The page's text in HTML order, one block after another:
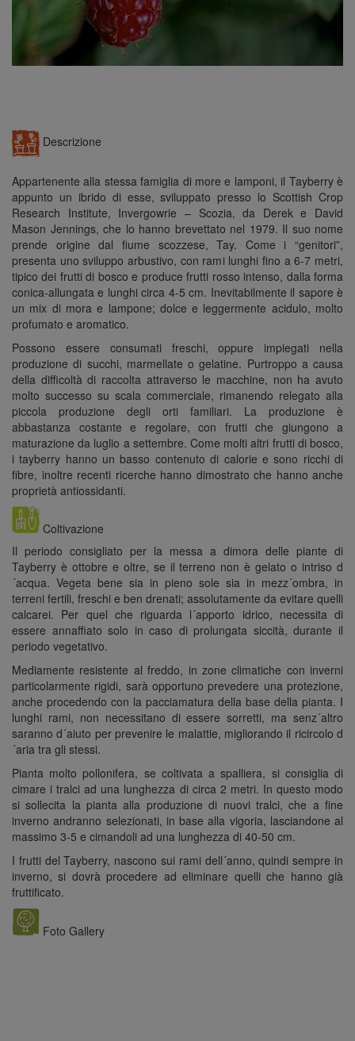
Descrizione
Appartenente alla stessa famiglia di more e lamponi, il Tayberry è
appunto un ibrido di esse, sviluppato presso lo Scottish Crop
Research Institute, Invergowrie – Scozia, da Derek e David
Mason Jennings, che lo hanno brevettato nel 1979. Il suo nome
prende origine dal fiume scozzese, Tay. Come i “genitori”,
presenta uno sviluppo arbustivo, con rami lunghi fino a 6-7 metri,
tipico dei frutti di bosco e produce frutti rosso intenso, dalla forma
conica-allungata e lunghi circa 4-5 cm. Inevitabilmente il sapore è
un mix di mora e lampone; dolce e leggermente acidulo, molto
profumato e aromatico.
Possono essere consumati freschi, oppure impiegati nella
produzione di succhi, marmellate o gelatine. Purtroppo a causa
della difficoltà di raccolta attraverso le macchine, non ha avuto
molto successo su scala commerciale, rimanendo relegato alla
piccola produzione degli orti familiari. La produzione è
abbastanza costante e regolare, con frutti che giungono a
maturazione da luglio a settembre. Come molti altri frutti di bosco,
i tayberry hanno un basso contenuto di calorie e sono ricchi di
fibre, inoltre recenti ricerche hanno dimostrato che hanno anche
proprietà antiossidanti.
Coltivazione
Il periodo consigliato per la messa a dimora delle piante di
Tayberry è ottobre e oltre, se il terreno non è gelato o intriso d
´acqua. Vegeta bene sia in pieno sole sia in mezz´ombra, in
terreni fertili, freschi e ben drenati; assolutamente da evitare quelli
calcarei. Per quel che riguarda l´apporto idrico, necessita di
essere annaffiato solo in caso di prolungata siccità, durante il
periodo vegetativo.
Mediamente resistente al freddo, in zone climatiche con inverni
particolarmente rigidi, sarà opportuno prevedere una protezione,
anche procedendo con la pacciamatura della base della pianta. I
lunghi rami, non necessitano di essere sorretti, ma senz´altro
saranno d´aiuto per prevenire le malattie, migliorando il ricircolo d
´aria tra gli stessi.
Pianta molto pollonifera, se coltivata a spalliera, si consiglia di
cimare i tralci ad una lunghezza di circa 2 metri. In questo modo
si sollecita la pianta alla produzione di nuovi tralci, che a fine
inverno andranno selezionati, in base alla vigoria, lasciandone al
massimo 3-5 e cimandoli ad una lunghezza di 40-50 cm.
I frutti del Tayberry, nascono sui rami dell´anno, quindi sempre in
inverno, si dovrà procedere ad eliminare quelli che hanno già
fruttificato.
Foto Gallery